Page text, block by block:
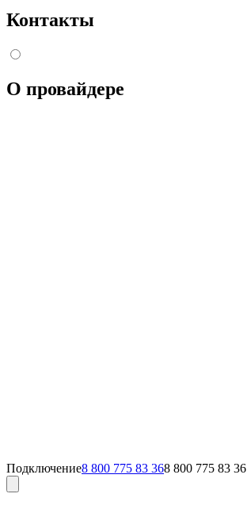
Контакты
О провайдере
Подключение8 800 775 83 368 800 775 83 36